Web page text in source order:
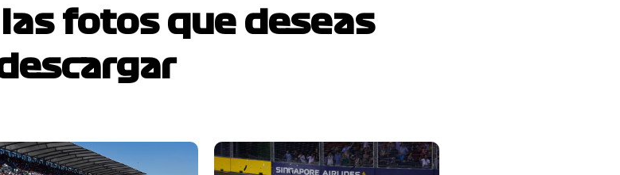
fotos que deseas